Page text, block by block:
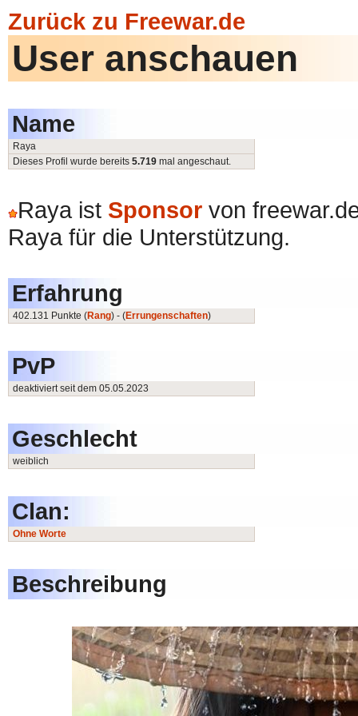
Zurück zu Freewar.de
User anschauen
Name
Raya
Dieses Profil wurde bereits 5.719 mal angeschaut.
Raya ist Sponsor von
Raya für die Unterstützung.
Erfahrung
402.131 Punkte (Rang) - (Errungenschaften)
PvP
deaktiviert seit dem 05.05.2023
Geschlecht
weiblich
Clan:
Ohne Worte
Beschreibung